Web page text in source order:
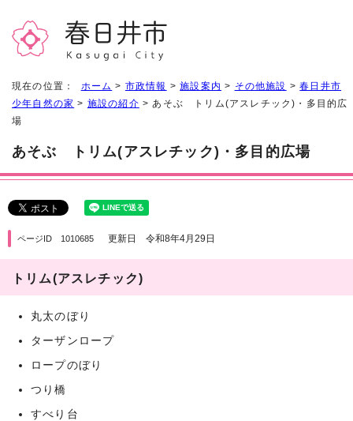
現在の位置： ホーム > 市政情報 >施設案内 > その他施設 >春日井市
少年自然の家 > 施設の紹介 > あそぶ トリム(アスレチック)・多目的広
場
あそぶ トリム(アスレチック)・多目的広場
ページID 1010685 更新日 令和8年4月29日
トリム(アスレチック)
丸太のぼり
ターザンロープ
ロープのぼり
つり橋
すべり台